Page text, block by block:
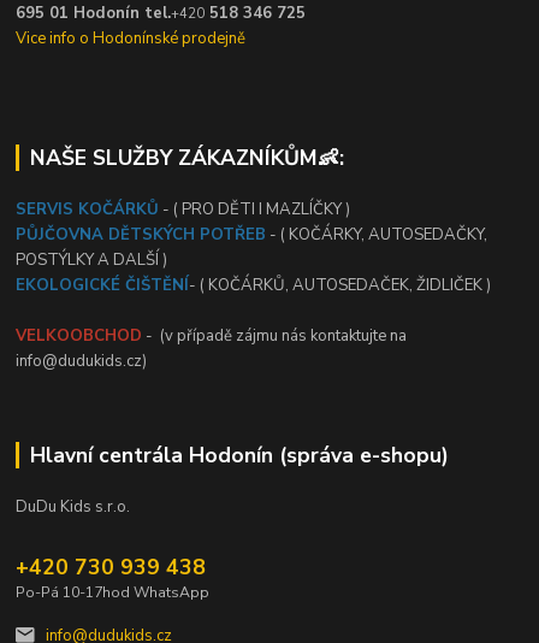
695 01 Hodonín tel.+420 518 346 725
Vice info o Hodonínské prodejně
NAŠE SLUŽBY ZÁKAZNÍKŮM👶:
SERVIS KOČÁRKŮ - ( PRO DĚTI I MAZLÍČKY )
PŮJČOVNA DĚTSKÝCH POTŘEB - ( KOČÁRKY, AUTOSEDAČKY,
POSTÝLKY A DALŠÍ )
EKOLOGICKÉ ČIŠTĚNÍ- ( KOČÁRKŮ, AUTOSEDAČEK, ŽIDLIČEK )
VELKOOBCHOD - (v případě zájmu nás kontaktujte na
info@dudukids.cz)
Hlavní centrála Hodonín (správa e-shopu)
DuDu Kids s.r.o.
+420 730 939 438
Po-Pá 10-17hod WhatsApp
info@dudukids.cz